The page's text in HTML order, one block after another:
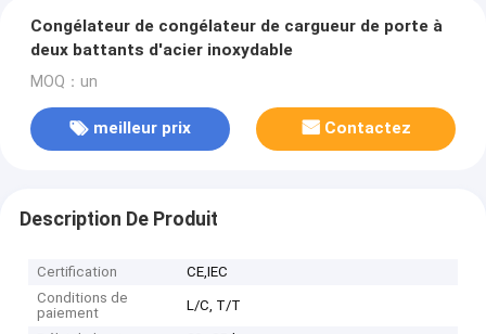
Congélateur de congélateur de cargueur de porte à
deux battants d'acier inoxydable
MOQ：un
meilleur prix Contactez
Description De Produit
Certification
CE,IEC
Conditions de
paiement
L/C, T/T